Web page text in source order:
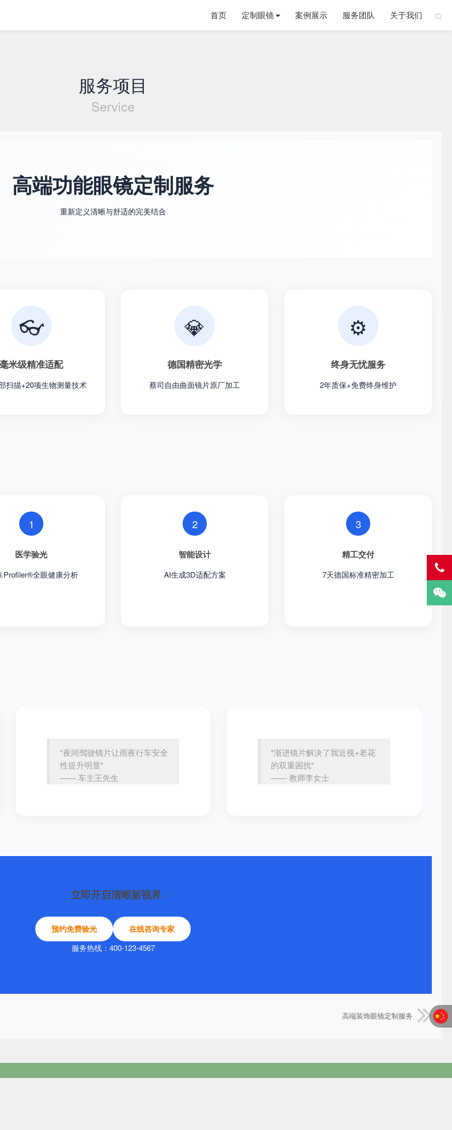

首页 定制眼镜 案例展示 服务团队 关于我们
服务项目
Service
高端功能眼镜定制服务
重新定义清晰与舒适的完美结合
👓
毫米级精准适配
扫描+20项生物测量技术
💎
德国精密光学
蔡司自由曲面镜片原厂加工
⚙️
终身无忧服务
2年质保+免费终身维护
1
医学验光
全眼健康分析
2
智能设计
AI生成3D适配方案
3
精工交付
7天德国标准精密加工
"夜间驾驶镜片让雨夜行车安全
性提升明显"
—— 车主王先生
"渐进镜片解决了我近视+老花
的双重困扰"
—— 教师李女士
立即开启清晰新视界
预约免费验光 在线咨询专家
服务热线：400-123-4567
高端装饰眼镜定制服务